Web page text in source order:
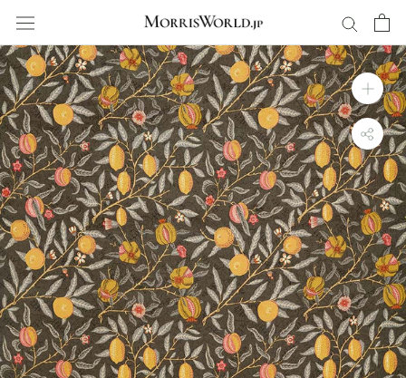
ッ
プ
し
て
コ
ン
テ
ン
ツ
に
移
動
す
る